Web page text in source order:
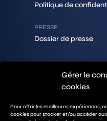
Gérer le
cookies
Pour offrir les meilleures expériences,
cookies pour stocker et/ou accéder
Politique de
PRESSE
Dossier de presse
CONTACTS
PEOPEO SA
FRANCE